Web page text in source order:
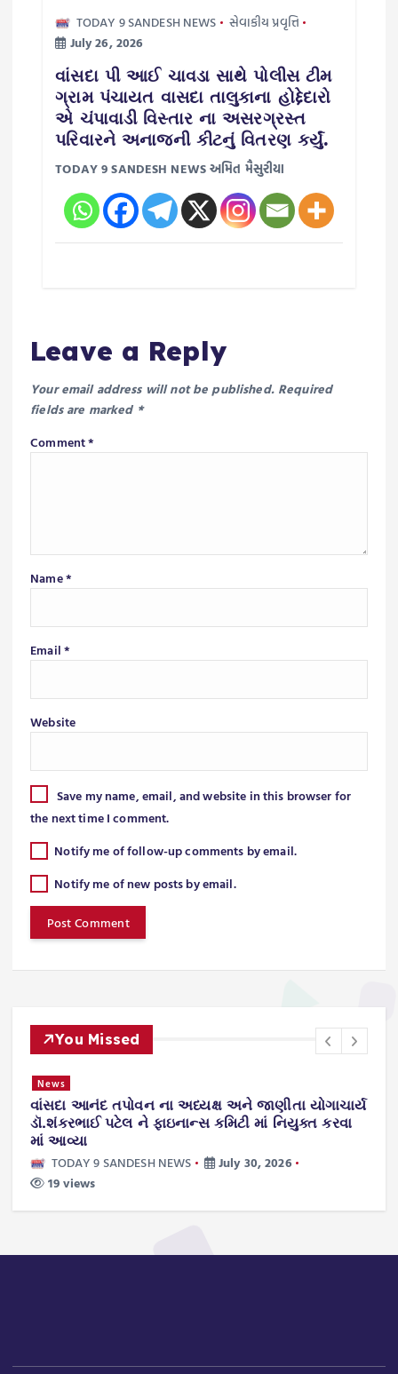
TODAY 9 SANDESH NEWS
સેવાકીય પ્રવૃત્તિ
July 26, 2026
વાંસદા પી આઈ ચાવડા સાથે પોલીસ ટીમ
ગ્રામ પંચાયત વાસદા તાલુકાના હોદ્દેદારો
એ ચંપાવાડી વિસ્તાર ના અસરગ્રસ્ત
પરિવારને અનાજની કીટનું વિતરણ કર્યું.
TODAY 9 SANDESH NEWS અમિત મૈસુરીયા
Leave a Reply
Your email address will not be published. Required
fields are marked *
Comment*
Name*
Email*
Website
Save my name, email, and website in this browser for
the next time I comment.
Notify me of follow-up comments by email.
Notify me of new posts by email.
You Missed
News
વાંસદા આનંદ તપોવન ના અધ્યક્ષ અને જાણીતા યોગાચાર્ય
ડૉ.શંકરભાઈ પટેલ ને ફાઇનાન્સ કમિટી માં નિયુક્ત કરવા
માં આવ્યા
TODAY 9 SANDESH NEWS
July 30, 2026
19 views